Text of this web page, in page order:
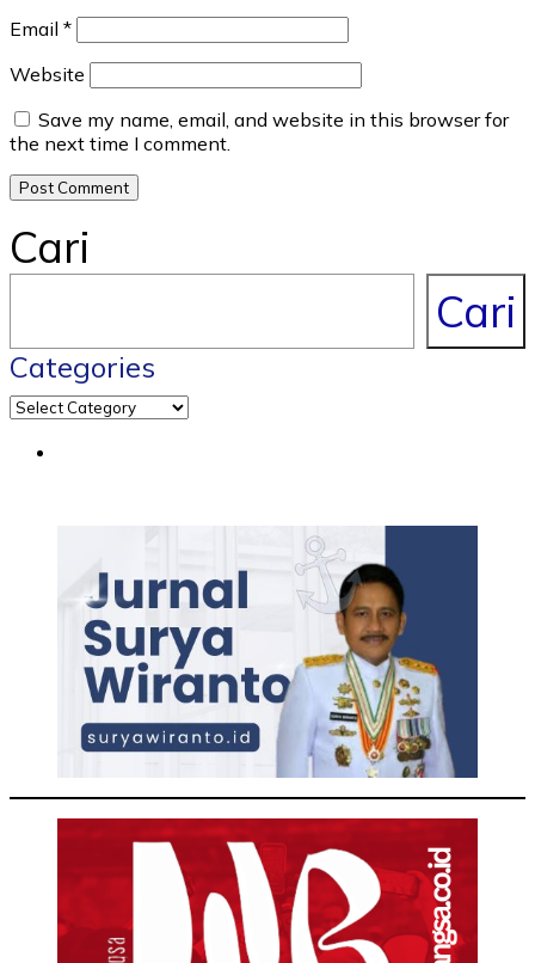
Email *
Website
Save my name, email, and website in this browser for
the next time I comment.
Cari
Cari
Categories